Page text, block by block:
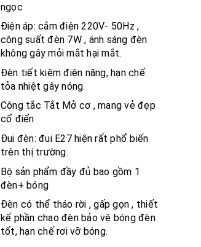
ngọc
Điện áp: cắm điện 220V- 50Hz ,
công suất đèn 7W , ánh sáng đèn
không gây mỏi mắt hại mắt.
Đèn tiết kiệm điện năng, hạn chế
tỏa nhiệt gây nóng.
Công tắc Tắt Mở cơ , mang vẻ đẹp
cổ điển
Đui đèn: đui E27 hiện rất phổ biến
trên thị trường.
Bộ sản phẩm đầy đủ bao gồm 1
đèn+ bóng
Đèn có thể tháo rời , gấp gọn , thiết
kế phần chao đèn bảo vệ bóng đèn
tốt, hạn chế rơi vỡ bóng.